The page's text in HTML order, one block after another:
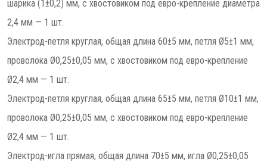
шарика (1±0,2) мм, c хвостовиком под евро-крепление диаметра
2,4 мм — 1 шт.
Электрод-петля круглая, общая длина 60±5 мм, петля Ø5±1 мм,
проволока Ø0,25±0,05 мм, c хвостовиком под евро-крепление
Ø2,4 мм — 1 шт.
Электрод-петля круглая, общая длина 65±5 мм, петля Ø10±1 мм,
проволока Ø0,25±0,05 мм, c хвостовиком под евро-крепление
Ø2,4 мм — 1 шт.
Электрод-игла прямая, общая длина 70±5 мм, игла Ø0,25±0,05